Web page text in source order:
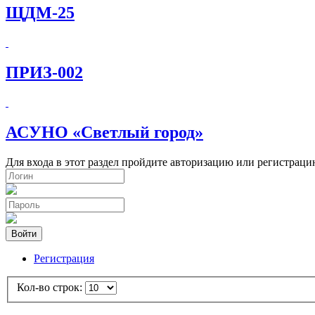
ЩДМ-25
ПРИЗ-002
АСУНО «Светлый город»
Для входа в этот раздел пройдите авторизацию или
Войти
Регистрация
Кол-во строк: